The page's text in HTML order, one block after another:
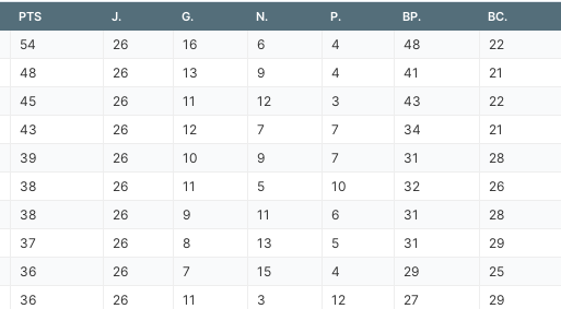
PTS J. G. N. P. BP. BC.
54 26 16 6 4 48 22
48 26 13 9 4 41 21
45 26 11 12 3 43 22
43 26 12 7 7 34 21
39 26 10 9 7 31 28
38 26 11 5 10 32 26
38 26 9 11 6 31 28
37 26 8 13 5 31 29
36 26 7 15 4 29 25
36 26 11 3 12 27 29